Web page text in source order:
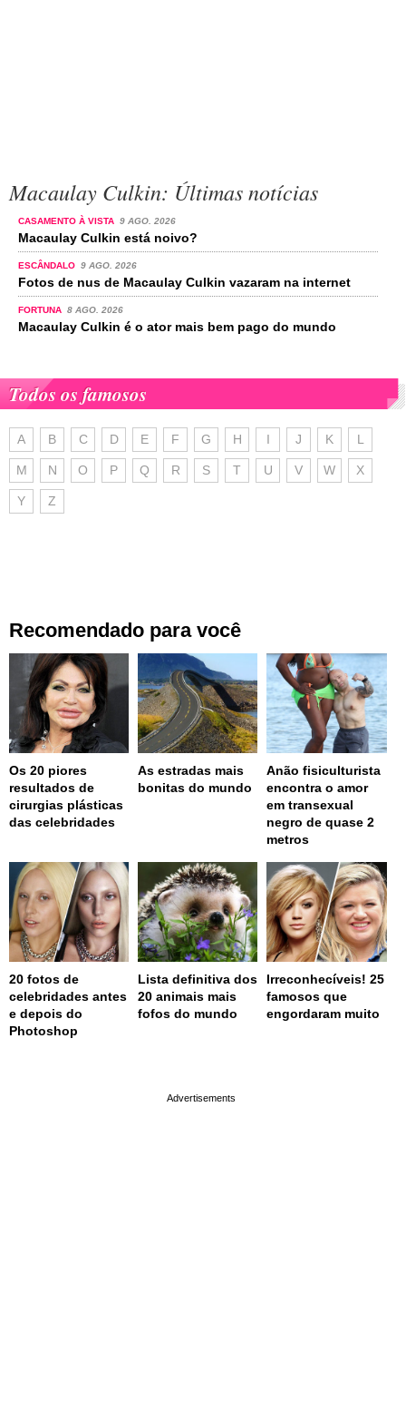
Macaulay Culkin: Últimas notícias
CASAMENTO À VISTA 9 AGO. 2026
Macaulay Culkin está noivo?
ESCÂNDALO 9 AGO. 2026
Fotos de nus de Macaulay Culkin vazaram na internet
FORTUNA 8 AGO. 2026
Macaulay Culkin é o ator mais bem pago do mundo
Todos os famosos
A B C D E F G H I J K L
M N O P Q R S T U V W X
Y Z
Recomendado para você
Os 20 piores
resultados de
cirurgias plásticas
das celebridades
As estradas mais
bonitas do mundo
Anão fisiculturista
encontra o amor
em transexual
negro de quase 2
metros
20 fotos de
celebridades antes
e depois do
Photoshop
Lista definitiva dos
20 animais mais
fofos do mundo
Irreconhecíveis! 25
famosos que
engordaram muito